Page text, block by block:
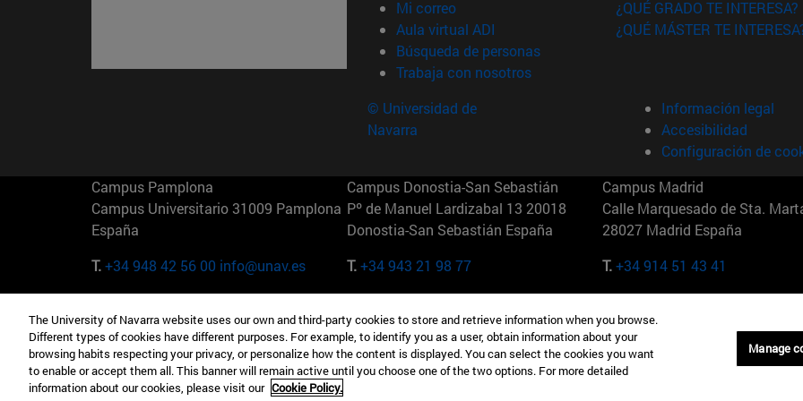
Mi correo(abre en nueva ventana)
Aula virtual ADI (abre en nueva ventana)
Búsqueda de personas(abre en nueva ventana)
Trabaja con nosotros(abre en nueva ventana)
¿QUÉ GRADO TE INTERESA?
¿QUÉ MÁSTER TE
© Universidad de
Navarra
Información legal
Accesibilidad
Configuración de
Campus Pamplona
Campus Universitario 31009 Pamplona
España
T.+34 948 42 56 00 info@unav.es
Campus Donostia-San Sebastián
Pº de Manuel Lardizabal 13 20018
Donostia-San Sebastián España
T.+34 943 21 98 77
Campus Madrid
Calle Marquesado de Sta.
28027 Madrid España
T.+34 914 51 43 41
Camino del Cerro Águila 3 28023
Madrid España
T.+34 912 11 30 00
165 W 57th St 10019-2201 Nueva York
EE.UU
T.+1 646 346 8850
Maria-Theresia-Straße 15
Múnich Alemania
T.+49 89 24209790
The University of Navarra website uses our own and third-party cookies to store and retrieve information when you browse.
Different types of cookies have different purposes. For example, to identify you as a user, obtain information about your
browsing habits respecting your privacy, or personalize how the content is displayed. You can select the cookies you want
to enable or accept them all. This banner will remain active until you choose one of the two options. For more detailed
information about our cookies, please visit our Cookie Policy.
Manage